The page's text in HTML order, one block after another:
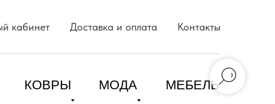
кабинет Доставка и оплата Контакты
МЕБЕЛЬ
МОДА
КОВРЫ